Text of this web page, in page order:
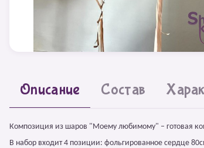
Описание Состав
Композиция из шаров "Моему любимому" – готовая
В набор входит 4 позиции: фольгированное сердце